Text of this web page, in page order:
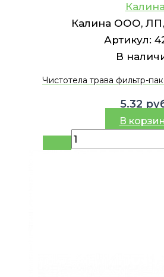
Калина
Калина ООО,
Артикул:
В
Чистотела трава фильтр-
5.32
В